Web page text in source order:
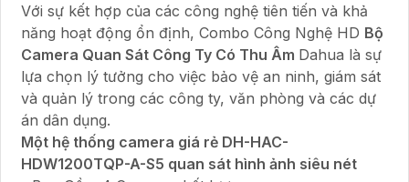
Với sự kết hợp của các công nghệ tiên tiến và khả
năng hoạt động ổn định, Combo Công Nghệ HD Bộ
Camera Quan Sát Công Ty Có Thu Âm Dahua là sự
lựa chọn lý tưởng cho việc bảo vệ an ninh, giám sát
và quản lý trong các công ty, văn phòng và các dự
án dân dụng.
Một hệ thống camera giá rẻ DH-HAC-
HDW1200TQP-A-S5 quan sát hình ảnh siêu nét